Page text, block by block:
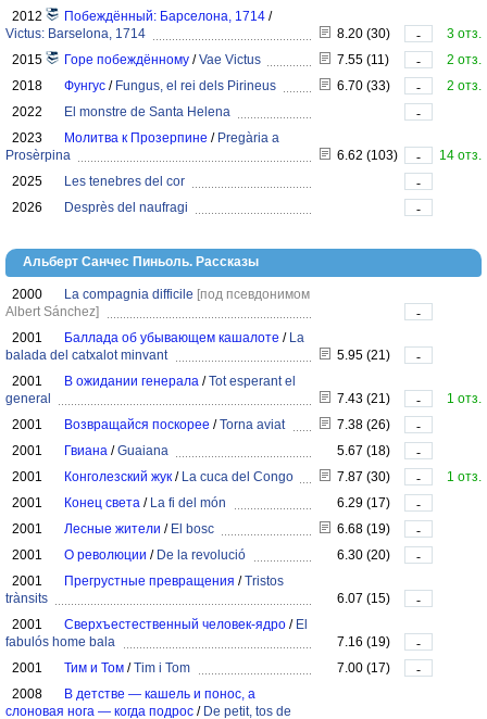
2012
Побеждённый: Барселона, 1714 /
Victus: Barselona, 1714
8.20 (30) -
3 отз.
2015
Горе побеждённому /Vae Victus 7.55 (11) -
2 отз.
2018
Фунгус / Fungus, el rei dels Pirineus 6.70 (33) -
2 отз.
2022
El monstre de Santa Helena
-
2023
Молитва к Прозерпине / Pregària a
Prosèrpina
6.62 (103) -
14 отз.
2025
Les tenebres del cor
-
2026
Desprès del naufragi -
Альберт Санчес Пиньоль. Рассказы
2000 La compagnia difficile [под псевдонимом
Albert Sánchez]
-
2001
Баллада об убывающем кашалоте / La
balada del catxalot minvant
5.95 (21)
-
2001
В ожидании генерала /Tot esperant el
general
7.43 (21) -
1 отз.
2001
Возвращайся поскорее /Torna aviat 7.38 (26)
-
2001
Гвиана /Guaiana 5.67 (18)
-
2001
Конголезский жук / La cuca del Congo 7.87 (30) -
1 отз.
2001
Конец света / La fi del món 6.29 (17)
-
2001
Лесные жители / El bosc 6.68 (19)
-
2001
О революции / De la revolució 6.30 (20)
-
2001
Прегрустные превращения /Tristos
trànsits
6.07 (15)
-
2001
Сверхъестественный человек-ядро / El
fabulós home bala
7.16 (19)
-
2001
Тим и Том /Tim i Tom 7.00 (17)
-
2008
В детстве — кашель и понос, а
слоновая нога — когда подрос / De petit, tos de